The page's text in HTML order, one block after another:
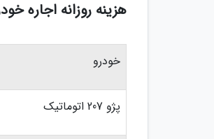
هزینه روزانه اجاره
خودرو
پژو 207 اتوماتیک